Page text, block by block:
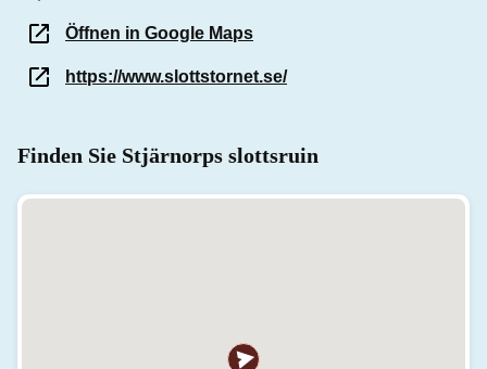
Öffnen in Google Maps
https://www.slottstornet.se/
Finden Sie Stjärnorps slottsruin